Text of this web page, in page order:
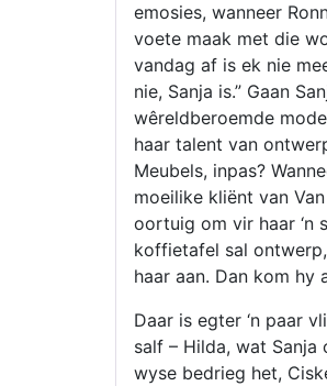
emosies, wanneer
voete maak met die
vandag af is ek nie
nie, Sanja is.” Gaan
wêreldberoemde
haar talent van
Meubels, inpas?
moeilike kliënt van
oortuig om vir haar ‘n
koffietafel sal
haar aan. Dan kom hy
Daar is egter ‘n paar
salf – Hilda, wat Sanja
wyse bedrieg het,